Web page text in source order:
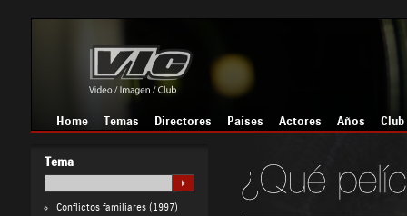
Home Temas Directores Países Actores Años Club
Tema
Conflictos familiares(1997)